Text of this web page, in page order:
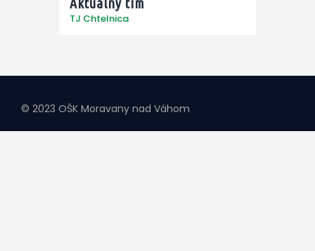
TJ Chtelnica
© 2023 OŠK Moravany nad Váhom